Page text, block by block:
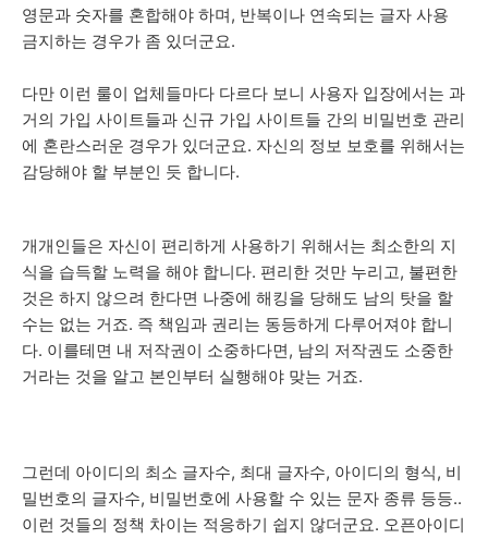
영문과 숫자를 혼합해야 하며, 반복이나 연속되는 글자 사용
금지하는 경우가 좀 있더군요.
다만 이런 룰이 업체들마다 다르다 보니 사용자 입장에서는 과
거의 가입 사이트들과 신규 가입 사이트들 간의 비밀번호 관리
에 혼란스러운 경우가 있더군요. 자신의 정보 보호를 위해서는
감당해야 할 부분인 듯 합니다.
개개인들은 자신이 편리하게 사용하기 위해서는 최소한의 지
식을 습득할 노력을 해야 합니다. 편리한 것만 누리고, 불편한
것은 하지 않으려 한다면 나중에 해킹을 당해도 남의 탓을 할
수는 없는 거죠. 즉 책임과 권리는 동등하게 다루어져야 합니
다. 이를테면 내 저작권이 소중하다면, 남의 저작권도 소중한
거라는 것을 알고 본인부터 실행해야 맞는 거죠.
그런데 아이디의 최소 글자수, 최대 글자수, 아이디의 형식, 비
밀번호의 글자수, 비밀번호에 사용할 수 있는 문자 종류 등등..
이런 것들의 정책 차이는 적응하기 쉽지 않더군요. 오픈아이디